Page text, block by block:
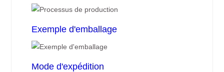
Exemple d'emballage
Mode d'expédition